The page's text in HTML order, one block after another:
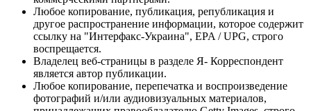
Любое копирование, публикация, републикация и
другое распространение информации, которое содержит
ссылку на "Интерфакс-Украина", EPA / UPG, строго
воспрещается.
Владелец веб-страницы в разделе Я- Корреспондент
является автор публикации.
Любое копирование, перепечатка и воспроизведение
фотографий и/или аудиовизуальных материалов,